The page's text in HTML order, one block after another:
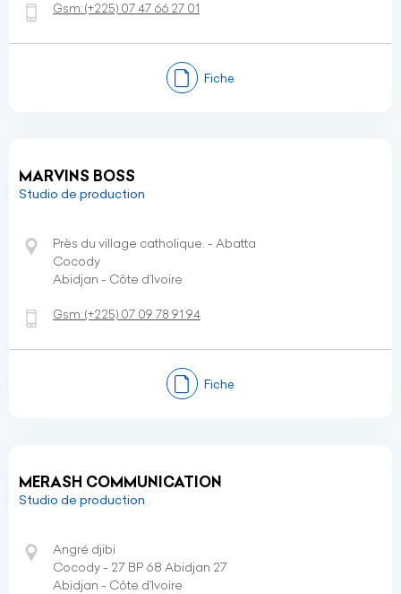
Gsm:(+225) 07 47 66 27 01
Fiche
MARVINS BOSS
Studio de production
Près du village catholique. - Abatta
Cocody
Abidjan - Côte d’Ivoire
Gsm:(+225) 07 09 78 91 94
Fiche
MERASH COMMUNICATION
Studio de production
Angré djibi
Cocody - 27 BP 68 Abidjan 27
Abidjan - Côte d’Ivoire